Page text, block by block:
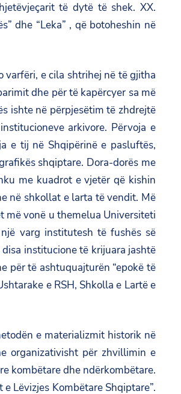
të dytë të shek. XX.
dhe “Leka” , që botoheshin në
varfëri, e cila shtrihej në të gjitha
dhe për të kapërcyer sa më
ishte në përpjesëtim të zhdrejtë
arkivore. Përvoja e
e tij në Shqipërinë e pasluftës,
shqiptare. Dora-dorës me
me kuadrot e vjetër që kishin
në shkollat e larta të vendit. Më
më vonë u themelua Universiteti
varg institutesh të fushës së
institucione të krijuara jashtë
për të ashtuquajturën “epokë të
e RSH, Shkolla e Lartë e
e materializmit historik në
organizativisht për zhvillimin e
kombëtare dhe ndërkombëtare.
Lëvizjes Kombëtare Shqiptare”.